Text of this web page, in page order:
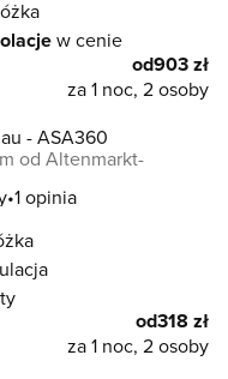
w cenie
od903 zł
za 1 noc, 2 osoby
- ASA360
od Altenmarkt-
1 opinia
od318 zł
za 1 noc, 2 osoby